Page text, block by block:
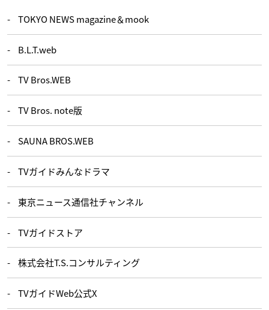
TOKYO NEWS magazine＆mook
B.L.T.web
TV Bros.WEB
TV Bros. note版
SAUNA BROS.WEB
TVガイドみんなドラマ
東京ニュース通信社チャンネル
TVガイドストア
株式会社T.S.コンサルティング
TVガイドWeb公式X